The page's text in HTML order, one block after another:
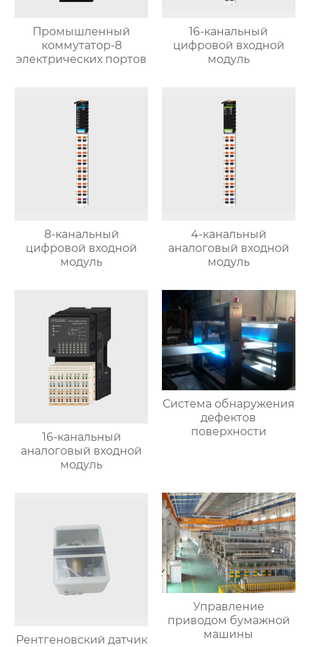
Промышленный
коммутатор-8
электрических портов
16-канальный
цифровой входной
модуль
8-канальный
цифровой входной
модуль
4-канальный
аналоговый входной
модуль
16-канальный
аналоговый входной
модуль
Система обнаружения
дефектов
поверхности
Рентгеновский датчик
Управление
приводом бумажной
машины